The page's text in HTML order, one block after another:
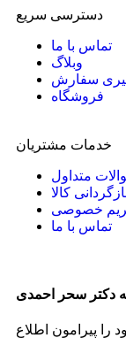
دسترسی سریع
تماس با ما
وبلاگ
سفارش
فروشگاه
خدمات مشتریان
متداول
کالا
خصوصی
تماس با ما
دکتر سحر احمدی
را پیرامون اطلاع